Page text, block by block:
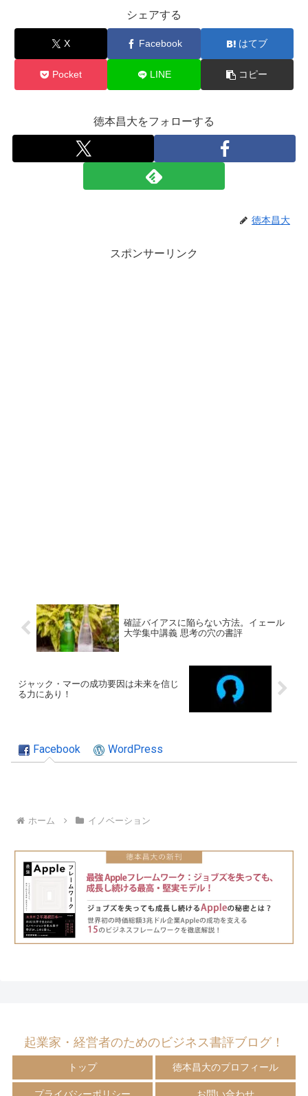
シェアする
X Facebook はてブ
Pocket LINE コピー
徳本昌大をフォローする
徳本昌大
スポンサーリンク
確証バイアスに陥らない方法。イェール
大学集中講義 思考の穴の書評
ジャック・マーの成功要因は未来を信じ
る力にあり！
Facebook WordPress
ホーム イノベーション
起業家・経営者のためのビジネス書評ブログ！
トップ 徳本昌大のプロフィール